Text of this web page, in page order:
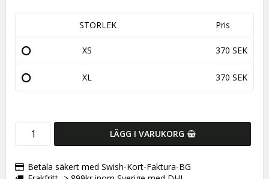
STORLEK Pris
XS 370 SEK
XL 370 SEK
LÄGG I VARUKORG
Betala säkert med Swish-Kort-Faktura-BG